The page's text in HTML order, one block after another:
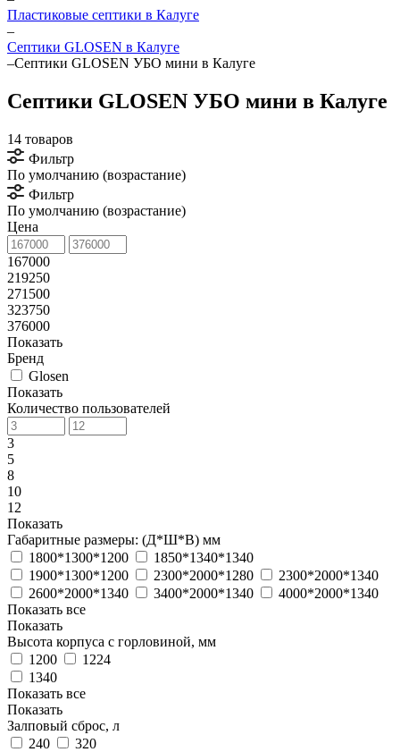
Пластиковые септики в Калуге
–
Септики GLOSEN в Калуге
–Септики GLOSEN УБО мини в Калуге
Септики GLOSEN УБО мини в Калуге
14 товаров
Фильтр
По умолчанию (возрастание)
Фильтр
По умолчанию (возрастание)
Цена
167000
219250
271500
323750
376000
Показать
Бренд
Glosen
Показать
Количество пользователей
3
5
8
10
12
Показать
Габаритные размеры: (Д*Ш*В) мм
1800*1300*1200
1850*1340*1340
1900*1300*1200
2300*2000*1280
2300*2000*1340
2600*2000*1340
3400*2000*1340
4000*2000*1340
Показать все
Показать
Высота корпуса с горловиной, мм
1200
1224
1340
Показать все
Показать
Залповый сброс, л
240
320